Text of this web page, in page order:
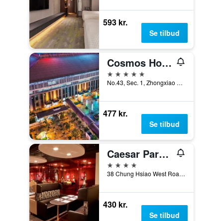
593 kr.
Se tilbud
Cosmos Hotel Taipei
5 stjerner
No.43, Sec. 1, Zhongxiao W. Rd., Taipei, Taiwan
477 kr.
Se tilbud
Caesar Park Hotel Taipei
4 stjerner
38 Chung Hsiao West Road Section 1, Taipei, Taiwan
430 kr.
Se tilbud